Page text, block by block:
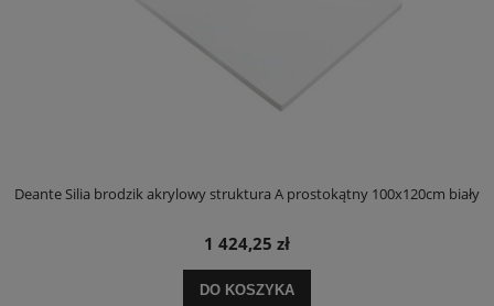
Deante Silia brodzik akrylowy struktura A prostokątny 100x120cm biały
1 424,25 zł
DO KOSZYKA